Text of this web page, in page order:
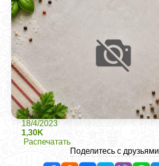
18/4/2023
1,30K
Распечатать
Поделитесь с друзьями